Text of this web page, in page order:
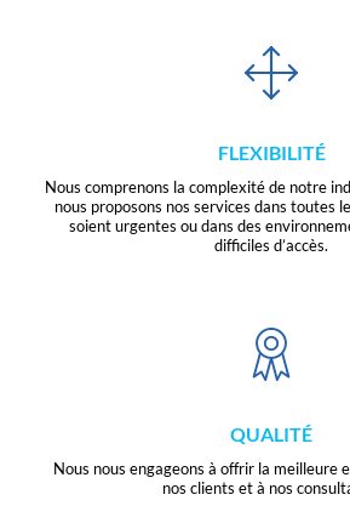
FLEXIBILITÉ
Nous comprenons la complexité de notre
nous proposons nos services dans toutes
soient urgentes ou dans des
difficiles d’accès.
QUALITÉ
Nous nous engageons à offrir la meilleure
nos clients et à nos